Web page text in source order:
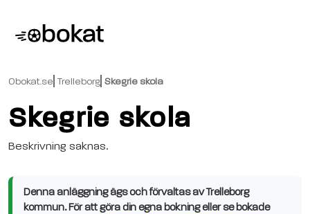
Obokat.se Trelleborg Skegrie skola
Skegrie skola
Beskrivning saknas.
Denna anläggning ägs och förvaltas av Trelleborg
kommun. För att göra din egna bokning eller se bokade